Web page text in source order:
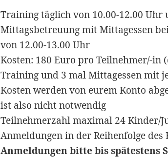
Training täglich von 10.00-12.00 Uhr
Mittagsbetreuung mit Mittagessen
von 12.00-13.00 Uhr
Kosten: 180 Euro pro Teilnehmer/-
Training und 3 mal Mittagessen mit
Kosten werden von eurem Konto
ist also nicht notwendig
Teilnehmerzahl maximal 24 Kinder/
Anmeldungen in der Reihenfolge des
Anmeldungen bitte bis spätestens